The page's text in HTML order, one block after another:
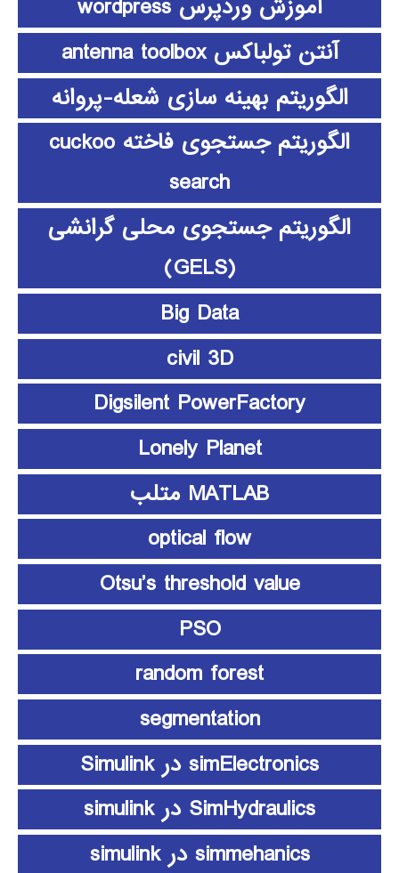
آموزش وردپرس wordpress
آنتن تولباکس antenna toolbox
الگوریتم بهینه سازی شعله-پروانه
الگوریتم جستجوی فاخته cuckoo
search
الگوریتم جستجوی محلی گرانشی
(GELS)
Big Data
civil 3D
Digsilent PowerFactory
Lonely Planet
MATLAB متلب
optical flow
Otsu’s threshold value
PSO
random forest
segmentation
simElectronics در Simulink
SimHydraulics در simulink
simmehanics در simulink